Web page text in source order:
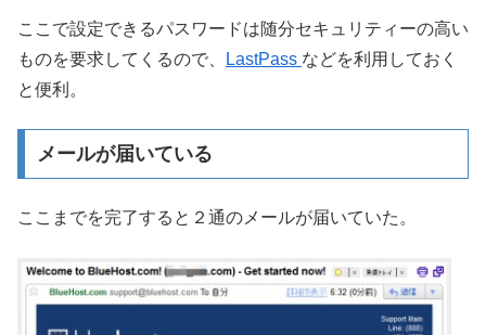
ここで設定できるパスワードは随分セキュリティーの高い
ものを要求してくるので、
LastPass などを利用しておく
と便利。
メールが届いている
ここまでを完了すると２通のメールが届いていた。